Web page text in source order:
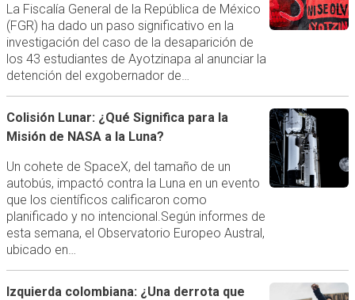
La Fiscalía General de la República de México
(FGR) ha dado un paso significativo en la
investigación del caso de la desaparición de
los 43 estudiantes de Ayotzinapa al anunciar la
detención del exgobernador de…
Colisión Lunar: ¿Qué Significa para la
Misión de NASA a la Luna?
Un cohete de SpaceX, del tamaño de un
autobús, impactó contra la Luna en un evento
que los científicos calificaron como
planificado y no intencional.Según informes de
esta semana, el Observatorio Europeo Austral,
ubicado en…
Izquierda colombiana: ¿Una derrota que